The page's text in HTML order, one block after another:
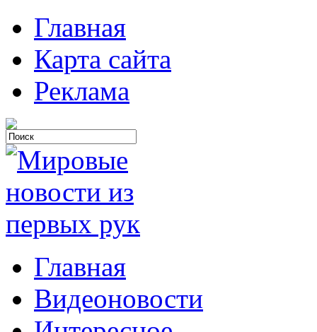
Главная
Карта сайта
Реклама
Главная
Видеоновости